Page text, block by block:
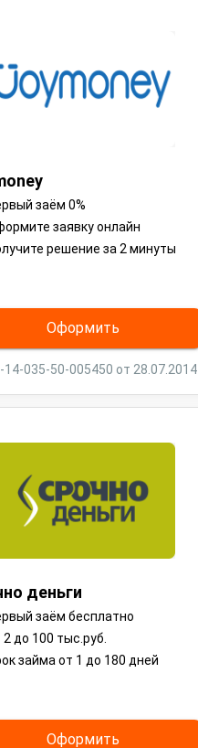
заём 0%
заявку онлайн
решение за 2 минуты
Оформить
035-50-005450 от 28.07.2014
деньги
заём бесплатно
2 до 100 тыс.руб.
займа от 1 до 180 дней
Оформить